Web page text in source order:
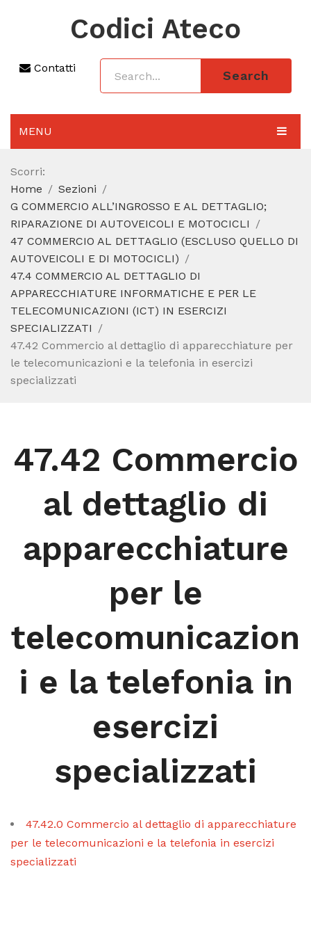
Codici Ateco
Contatti
Search
MENU
AGGIORNAMENTO 2025
SEZIONI
CODICE ATECO A COSA SERVE
CODICE FISCALE
Scorri:
Home
Sezioni
G COMMERCIO ALL’INGROSSO E AL DETTAGLIO;
RIPARAZIONE DI AUTOVEICOLI E MOTOCICLI
47 COMMERCIO AL DETTAGLIO (ESCLUSO QUELLO DI
AUTOVEICOLI E DI MOTOCICLI)
47.4 COMMERCIO AL DETTAGLIO DI
APPARECCHIATURE INFORMATICHE E PER LE
TELECOMUNICAZIONI (ICT) IN ESERCIZI
SPECIALIZZATI
47.42 Commercio al dettaglio di apparecchiature per
le telecomunicazioni e la telefonia in esercizi
specializzati
47.42 Commercio
al dettaglio di
apparecchiature
per le
telecomunicazion
i e la telefonia in
esercizi
specializzati
47.42.0 Commercio al dettaglio di apparecchiature
per le telecomunicazioni e la telefonia in esercizi
specializzati